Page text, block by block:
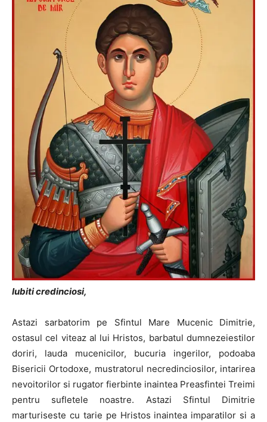
Iubiti credinciosi,
Astazi sarbatorim pe Sfintul Mare Mucenic Dimitrie,
ostasul cel viteaz al lui Hristos, barbatul dumnezeiestilor
doriri, lauda mucenicilor, bucuria ingerilor, podoaba
Bisericii Ortodoxe, mustratorul necredinciosilor, intarirea
nevoitorilor si rugator fierbinte inaintea Preasfintei Treimi
pentru sufletele noastre. Astazi Sfintul Dimitrie
marturiseste cu tarie pe Hristos inaintea imparatilor si a